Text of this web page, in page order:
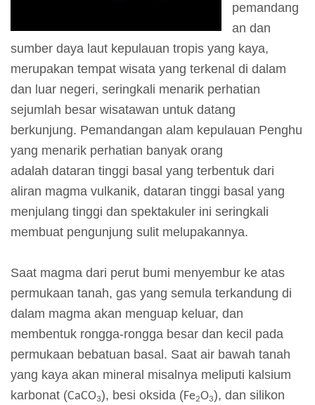
i
K
u
n
j
u
n
g
a
n
n
r
m
pemandang
an dan
sumber daya laut kepulauan tropis yang kaya,
merupakan tempat wisata yang terkenal di dalam
dan luar negeri, seringkali menarik perhatian
sejumlah besar wisatawan untuk datang
berkunjung. Pemandangan alam kepulauan Penghu
yang menarik perhatian banyak orang
adalah dataran tinggi basal yang terbentuk dari
aliran magma vulkanik, dataran tinggi basal yang
menjulang tinggi dan spektakuler ini seringkali
membuat pengunjung sulit melupakannya.
Saat magma dari perut bumi menyembur ke atas
permukaan tanah, gas yang semula terkandung di
dalam magma akan menguap keluar, dan
membentuk rongga-rongga besar dan kecil pada
permukaan bebatuan basal. Saat air bawah tanah
yang kaya akan mineral misalnya meliputi kalsium
karbonat (CaCO3), besi oksida (Fe2O3), dan silikon